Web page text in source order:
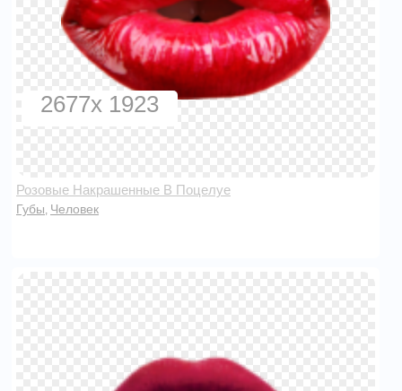
2677x 1923
Розовые Накрашенные В Поцелуе
Губы Человек